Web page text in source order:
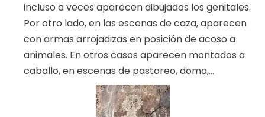
incluso a veces aparecen dibujados los genitales.
Por otro lado, en las escenas de caza, aparecen
con armas arrojadizas en posición de acoso a
animales. En otros casos aparecen montados a
caballo, en escenas de pastoreo, doma,…